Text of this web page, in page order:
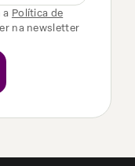
Política de
na newsletter